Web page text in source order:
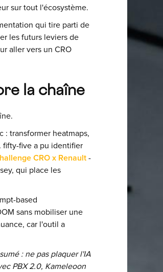
sur tout l'écosystème.
qui tire parti de
les futurs leviers de
aller vers un CRO
la chaîne
: transformer heatmaps,
fifty-five a pu identifier
CRO x Renault -
qui place les
based
sans mobiliser une
car l'outil a
: ne pas plaquer l'IA
PBX 2.0, Kameleoon